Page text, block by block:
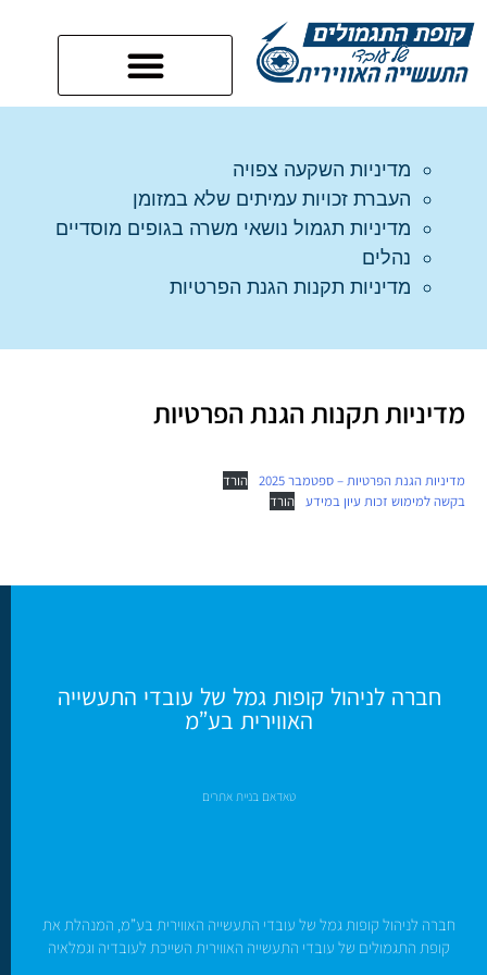
מדיניות תקנות הגנת הפרטיות
מדיניות הגנת הפרטיות – ספטמבר 2025
הורד
בקשה למימוש זכות עיון במידע הורד
מדיניות השקעה צפויה
העברת זכויות עמיתים שלא במזומן
מדיניות תגמול נושאי משרה בגופים מוסדיים
נהלים
מדיניות תקנות הגנת הפרטיות
חברה לניהול קופות גמל של עובדי התעשייה
האווירית בע”מ
טאדאם בניית אתרים
חברה לניהול קופות גמל של עובדי התעשייה האווירית בע”מ, המנהלת את
קופת התגמולים של עובדי התעשייה האווירית השייכת לעובדיה וגמלאיה